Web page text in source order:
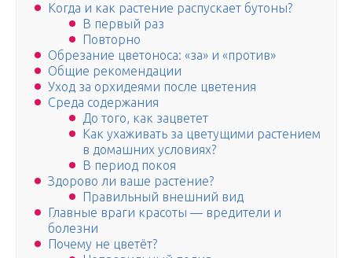
Когда и как растение распускает бутоны?
В первый раз
Повторно
Обрезание цветоноса: «за» и «против»
Общие рекомендации
Уход за орхидеями после цветения
Среда содержания
До того, как зацветет
Как ухаживать за цветущими растением
в домашних условиях?
В период покоя
Здорово ли ваше растение?
Правильный внешний вид
Главные враги красоты — вредители и
болезни
Почему не цветёт?